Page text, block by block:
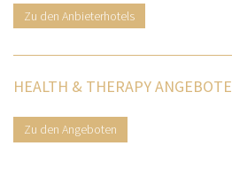
Zu den Anbieterhotels
HEALTH & THERAPY ANGEBOTE
Zu den Angeboten​